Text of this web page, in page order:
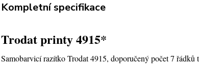
Kompletní specifikace
Trodat printy 4915*
Samobarvicí razítko Trodat 4915, doporučený počet 7 řádků